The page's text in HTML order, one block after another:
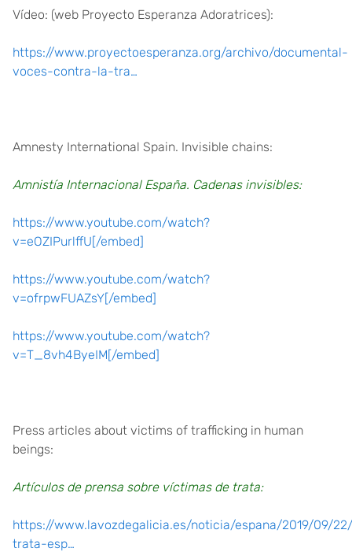
Vídeo: (web Proyecto Esperanza Adoratrices):
https://www.proyectoesperanza.org/archivo/documental-
voces-contra-la-tra…
Amnesty International Spain. Invisible chains:
Amnistía Internacional España. Cadenas invisibles:
https://www.youtube.com/watch?
v=eOZIPurlffU[/embed]
https://www.youtube.com/watch?
v=ofrpwFUAZsY[/embed]
https://www.youtube.com/watch?
v=T_8vh4ByeIM[/embed]
Press articles about victims of trafficking in human
beings:
Artículos de prensa sobre víctimas de trata:
https://www.lavozdegalicia.es/noticia/espana/2019/09/
trata-esp…